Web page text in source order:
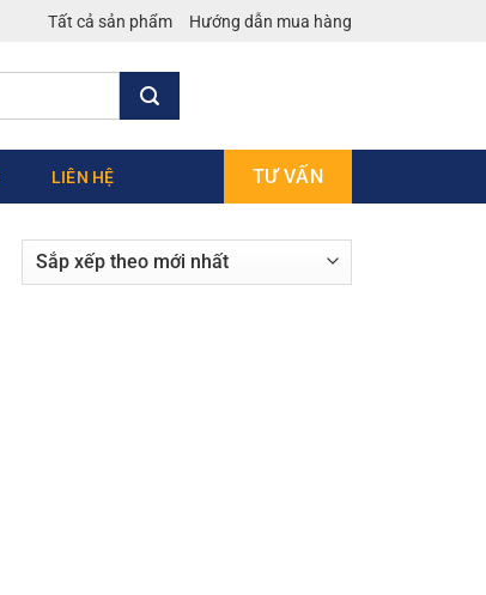
Tất cả sản phẩm Hướng dẫn mua hàng
LIÊN HỆ TƯ VẤN